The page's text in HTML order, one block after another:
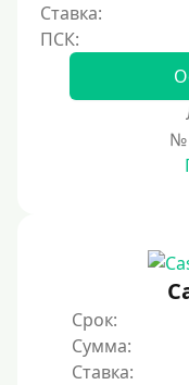
Ставка:
№
Срок:
Сумма:
Ставка: